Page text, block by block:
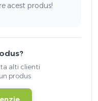
acest produs!
alti clienti
produs